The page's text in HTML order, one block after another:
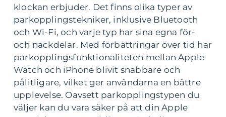
klockan erbjuder. Det finns olika typer av
parkopplingstekniker, inklusive Bluetooth
och Wi-Fi, och varje typ har sina egna för-
och nackdelar. Med förbättringar över tid har
parkopplingsfunktionaliteten mellan Apple
Watch och iPhone blivit snabbare och
pålitligare, vilket ger användarna en bättre
upplevelse. Oavsett parkopplingstypen du
väljer kan du vara säker på att din Apple